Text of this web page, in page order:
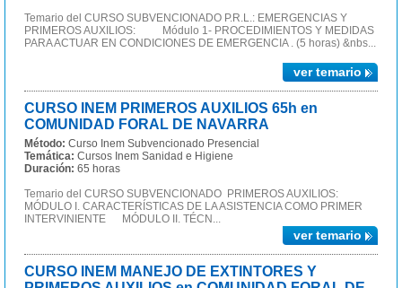
Temario del CURSO SUBVENCIONADO P.R.L.: EMERGENCIAS Y
PRIMEROS AUXILIOS: Módulo 1- PROCEDIMIENTOS Y MEDIDAS
PARA ACTUAR EN CONDICIONES DE EMERGENCIA . (5 horas) &nbs...
ver temario
CURSO INEM PRIMEROS AUXILIOS 65h en
COMUNIDAD FORAL DE NAVARRA
Método: Curso Inem Subvencionado Presencial
Temática: Cursos Inem Sanidad e Higiene
Duración: 65 horas
Temario del CURSO SUBVENCIONADO PRIMEROS AUXILIOS:
MÓDULO I. CARACTERÍSTICAS DE LA ASISTENCIA COMO PRIMER
INTERVINIENTE MÓDULO II. TÉCN...
ver temario
CURSO INEM MANEJO DE EXTINTORES Y